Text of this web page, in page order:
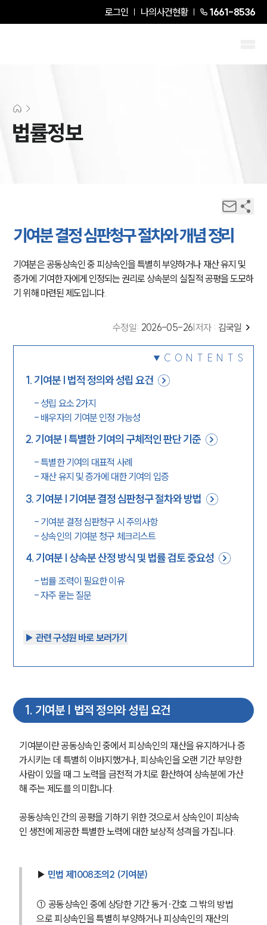
로그인 나의사건현황 1661-8536
법률정보
기여분 결정 심판청구 절차와 개념 정리
기여분은 공동상속인 중 피상속인을 특별히 부양하거나 재산 유지 및
증가에 기여한 자에게 인정되는 권리로 상속분의 실질적 공평을 도모하
기 위해 마련된 제도입니다.
수정일: 2026-05-26 저자 : 김국일
CONTENTS
1.기여분 | 법적 정의와 성립 요건
- 성립 요소 2가지
- 배우자의 기여분 인정 가능성
2.기여분 | 특별한 기여의 구체적인 판단 기준
-특별한 기여의 대표적 사례
- 재산 유지 및 증가에 대한 기여의 입증
3.기여분 | 기여분 결정 심판청구 절차와 방법
- 기여분 결정 심판청구 시 주의사항
- 상속인의 기여분 청구 체크리스트
4.기여분 | 상속분 산정 방식 및 법률 검토 중요성
- 법률 조력이 필요한 이유
-자주 묻는 질문
▶︎ 관련 구성원 바로 보러가기
1. 기여분 | 법적 정의와 성립 요건
기여분이란 공동상속인 중에서 피상속인의 재산을 유지하거나 증
가시키는 데 특별히 이바지했거나, 피상속인을 오랜 기간 부양한
사람이 있을 때 그 노력을 금전적 가치로 환산하여 상속분에 가산
해 주는 제도를 의미합니다.
공동상속인 간의 공평을 기하기 위한 것으로서 상속인이 피상속
인 생전에 제공한 특별한 노력에 대한 보상적 성격을 가집니다.
▶ 민법 제1008조의2 (기여분)
① 공동상속인 중에 상당한 기간 동거·간호 그 밖의 방법
으로 피상속인을 특별히 부양하거나 피상속인의 재산의